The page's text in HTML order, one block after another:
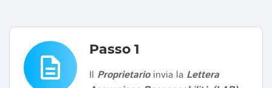
description
Passo 1
Il Proprietarioinvia la Lettera